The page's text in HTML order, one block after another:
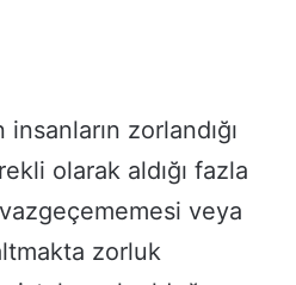
zorlandığı
olarak aldığı fazla
veya
zorluk